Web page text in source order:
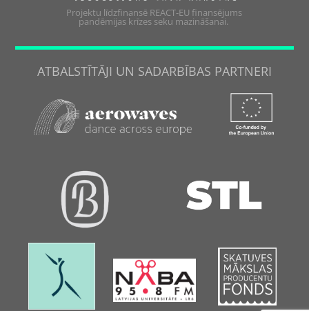
Projektu līdzfinansē REACT-EU finansējums
pandēmijas krīzes seku mazināšanai.
ATBALSTĪTĀJI UN SADARBĪBAS PARTNERI